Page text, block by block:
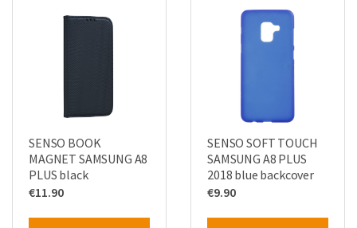
SENSO BOOK
MAGNET SAMSUNG A8
PLUS black
€11.90
SENSO SOFT TOUCH
SAMSUNG A8 PLUS
2018 blue backcover
€9.90